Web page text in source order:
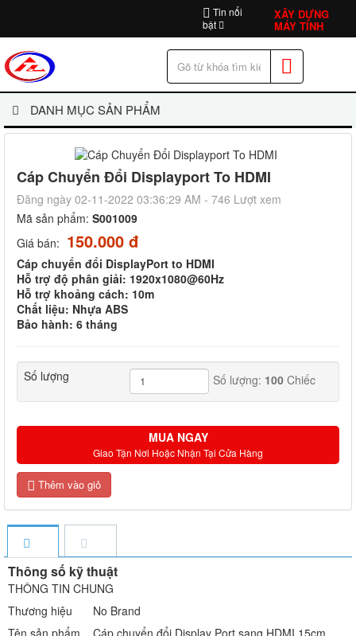
Tin nổi
bật
XÂY DỰNG
MÁY TÍNH
DANH MỤC SẢN PHẨM
Cáp Chuyển Đổi Displayport To HDMI
Đăng ngày 02-11-2022 03:36:29 AM - 746 Lượt xem
Mã sản phẩm: S001009
Giá bán: 150.000 đ
Cáp chuyển đổi DisplayPort to HDMI
Hỗ trợ độ phân giải: 1920x1080@60Hz
Hỗ trợ khoảng cách: 10m
Chất liệu: Nhựa ABS
Bảo hành: 6 tháng
Số lượng Số lượng: 100Chiếc
MUA NGAY
Giao Tận Nơi Hoặc Nhận Tại Cửa Hàng
Thêm vào giỏ
Thông số kỹ thuật
THÔNG TIN CHUNG
Thương hiệu
No Brand
Tên sản phẩm
Cáp chuyển đổi Display Port sang HDMI 15cm